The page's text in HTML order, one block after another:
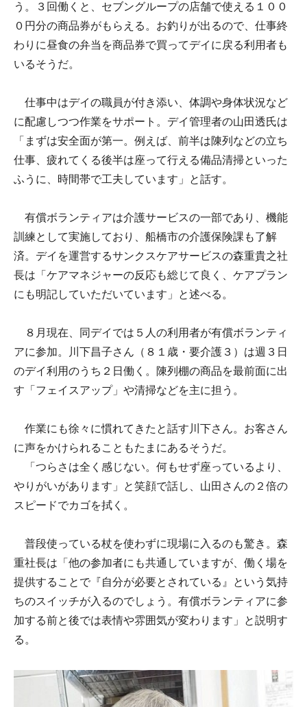
う。３回働くと、セブングループの店舗で使える１００
０円分の商品券がもらえる。お釣りが出るので、仕事終
わりに昼食の弁当を商品券で買ってデイに戻る利用者も
いるそうだ。
仕事中はデイの職員が付き添い、体調や身体状況など
に配慮しつつ作業をサポート。デイ管理者の山田透氏は
「まずは安全面が第一。例えば、前半は陳列などの立ち
仕事、疲れてくる後半は座って行える備品清掃といった
ふうに、時間帯で工夫しています」と話す。
有償ボランティアは介護サービスの一部であり、機能
訓練として実施しており、船橋市の介護保険課も了解
済。デイを運営するサンクスケアサービスの森重貴之社
長は「ケアマネジャーの反応も総じて良く、ケアプラン
にも明記していただいています」と述べる。
８月現在、同デイでは５人の利用者が有償ボランティ
アに参加。川下昌子さん（８１歳・要介護３）は週３日
のデイ利用のうち２日働く。陳列棚の商品を最前面に出
す「フェイスアップ」や清掃などを主に担う。
作業にも徐々に慣れてきたと話す川下さん。お客さん
に声をかけられることもたまにあるそうだ。
「つらさは全く感じない。何もせず座っているより、
やりがいがあります」と笑顔で話し、山田さんの２倍の
スピードでカゴを拭く。
普段使っている杖を使わずに現場に入るのも驚き。森
重社長は「他の参加者にも共通していますが、働く場を
提供することで『自分が必要とされている』という気持
ちのスイッチが入るのでしょう。有償ボランティアに参
加する前と後では表情や雰囲気が変わります」と説明す
る。